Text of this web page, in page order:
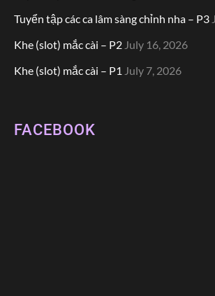
Tuyển tập các ca lâm sàng chỉnh nha – P3
Khe (slot) mắc cài – P2 July 16, 2026
Khe (slot) mắc cài – P1 July 7, 2026
FACEBOOK